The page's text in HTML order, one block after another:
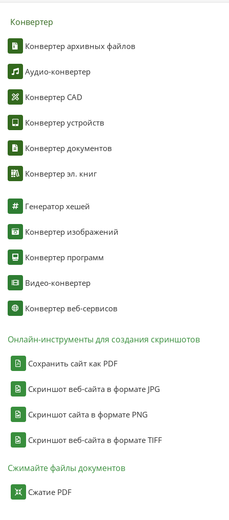
Конвертер
Конвертер архивных файлов
Аудио-конвертер
Конвертер CAD
Конвертер устройств
Конвертер документов
Конвертер эл. книг
Генератор хешей
Конвертер изображений
Конвертер программ
Видео-конвертер
Конвертер веб-сервисов
Онлайн-инструменты для создания скриншотов
Сохранить сайт как PDF
Скриншот веб-сайта в формате JPG
Скриншот сайта в формате PNG
Скриншот веб-сайта в формате TIFF
Сжимайте файлы документов
Сжатие PDF